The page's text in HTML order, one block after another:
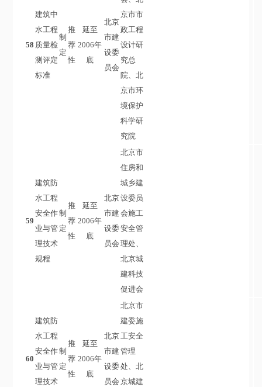
58
建筑中
水工程
质量检
测评定
标准
制
定
推
荐
性
延至
2006年
底
北京
市建
设委
员会
京市市
政工程
设计研
究总
院、北
京市环
境保护
科学研
究院
59
建筑防
水工程
安全作
业与管
理技术
规程
制
定
推
荐
性
延至
2006年
底
北京
市建
设委
员会
北京市
住房和
城乡建
设委员
会施工
安全管
理处、
北京城
建科技
促进会
60
建筑防
水工程
安全作
业与管
理技术
制
定
推
荐
性
延至
2006年
底
北京
市建
设委
员会
北京市
建委施
工安全
管理
处、北
京城建